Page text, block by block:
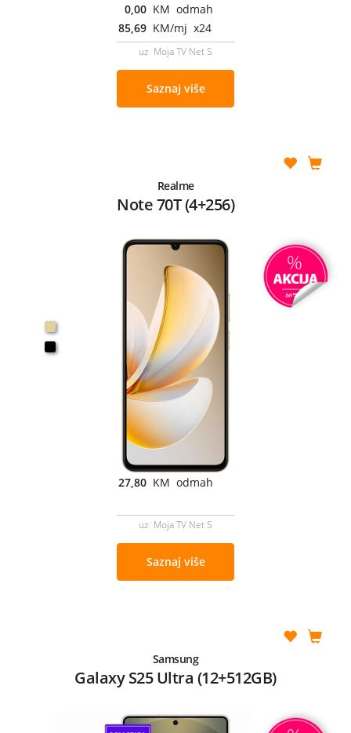
0,00 KM odmah
85,69 KM/mj x24
uz Moja TV Net S
Saznaj više
Realme
Note 70T (4+256)
27,80 KM odmah
uz Moja TV Net S
Saznaj više
Samsung
Galaxy S25 Ultra (12+512GB)